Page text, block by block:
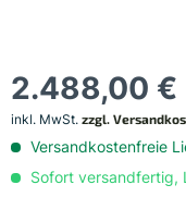
2.488,00 €
inkl. MwSt. zzgl.
Versandkostenfreie
Sofort versandfertig,